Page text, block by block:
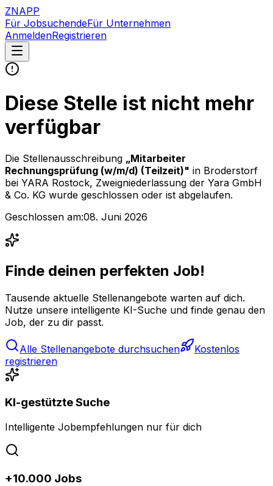
ZNAPP
Für JobsuchendeFür Unternehmen
AnmeldenRegistrieren
Diese Stelle ist nicht mehr
verfügbar
Die Stellenausschreibung „Mitarbeiter
Rechnungsprüfung (w/m/d) (Teilzeit)" in Broderstorf
bei YARA Rostock, Zweigniederlassung der Yara GmbH
& Co. KG wurde geschlossen oder ist abgelaufen.
Geschlossen am:08. Juni 2026
Finde deinen perfekten Job!
Tausende aktuelle Stellenangebote warten auf dich.
Nutze unsere intelligente KI-Suche und finde genau den
Job, der zu dir passt.
Alle Stellenangebote durchsuchen
Kostenlos
registrieren
KI-gestützte Suche
Intelligente Jobempfehlungen nur für dich
+10.000 Jobs